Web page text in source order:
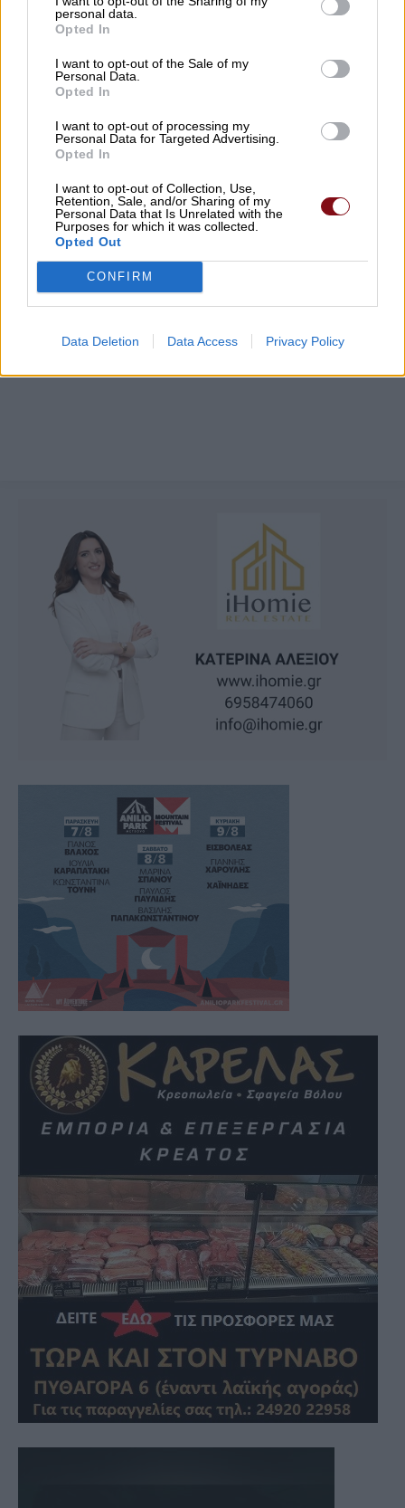
personal data.
Opted In
I want to opt-out of the Sale of my
Personal Data.
Opted In
I want to opt-out of processing my
Personal Data for Targeted Advertising.
Opted In
I want to opt-out of Collection, Use,
Retention, Sale, and/or Sharing of my
Personal Data that Is Unrelated with the
Purposes for which it was collected.
Opted Out
CONFIRM
Data Deletion Data Access Privacy Policy
πόρτα – Η καταγγελία της ΠΟΕΔΗΝ
Drones πάνω από γερμανική στρατιωτική
βάση με υπόγεια αποθήκη και
εγκαταστάσεις Patriot
Για τα προβλήματα γεωργών και
κτηνοτρόφων ενημερώθηκε ο Γιάννης